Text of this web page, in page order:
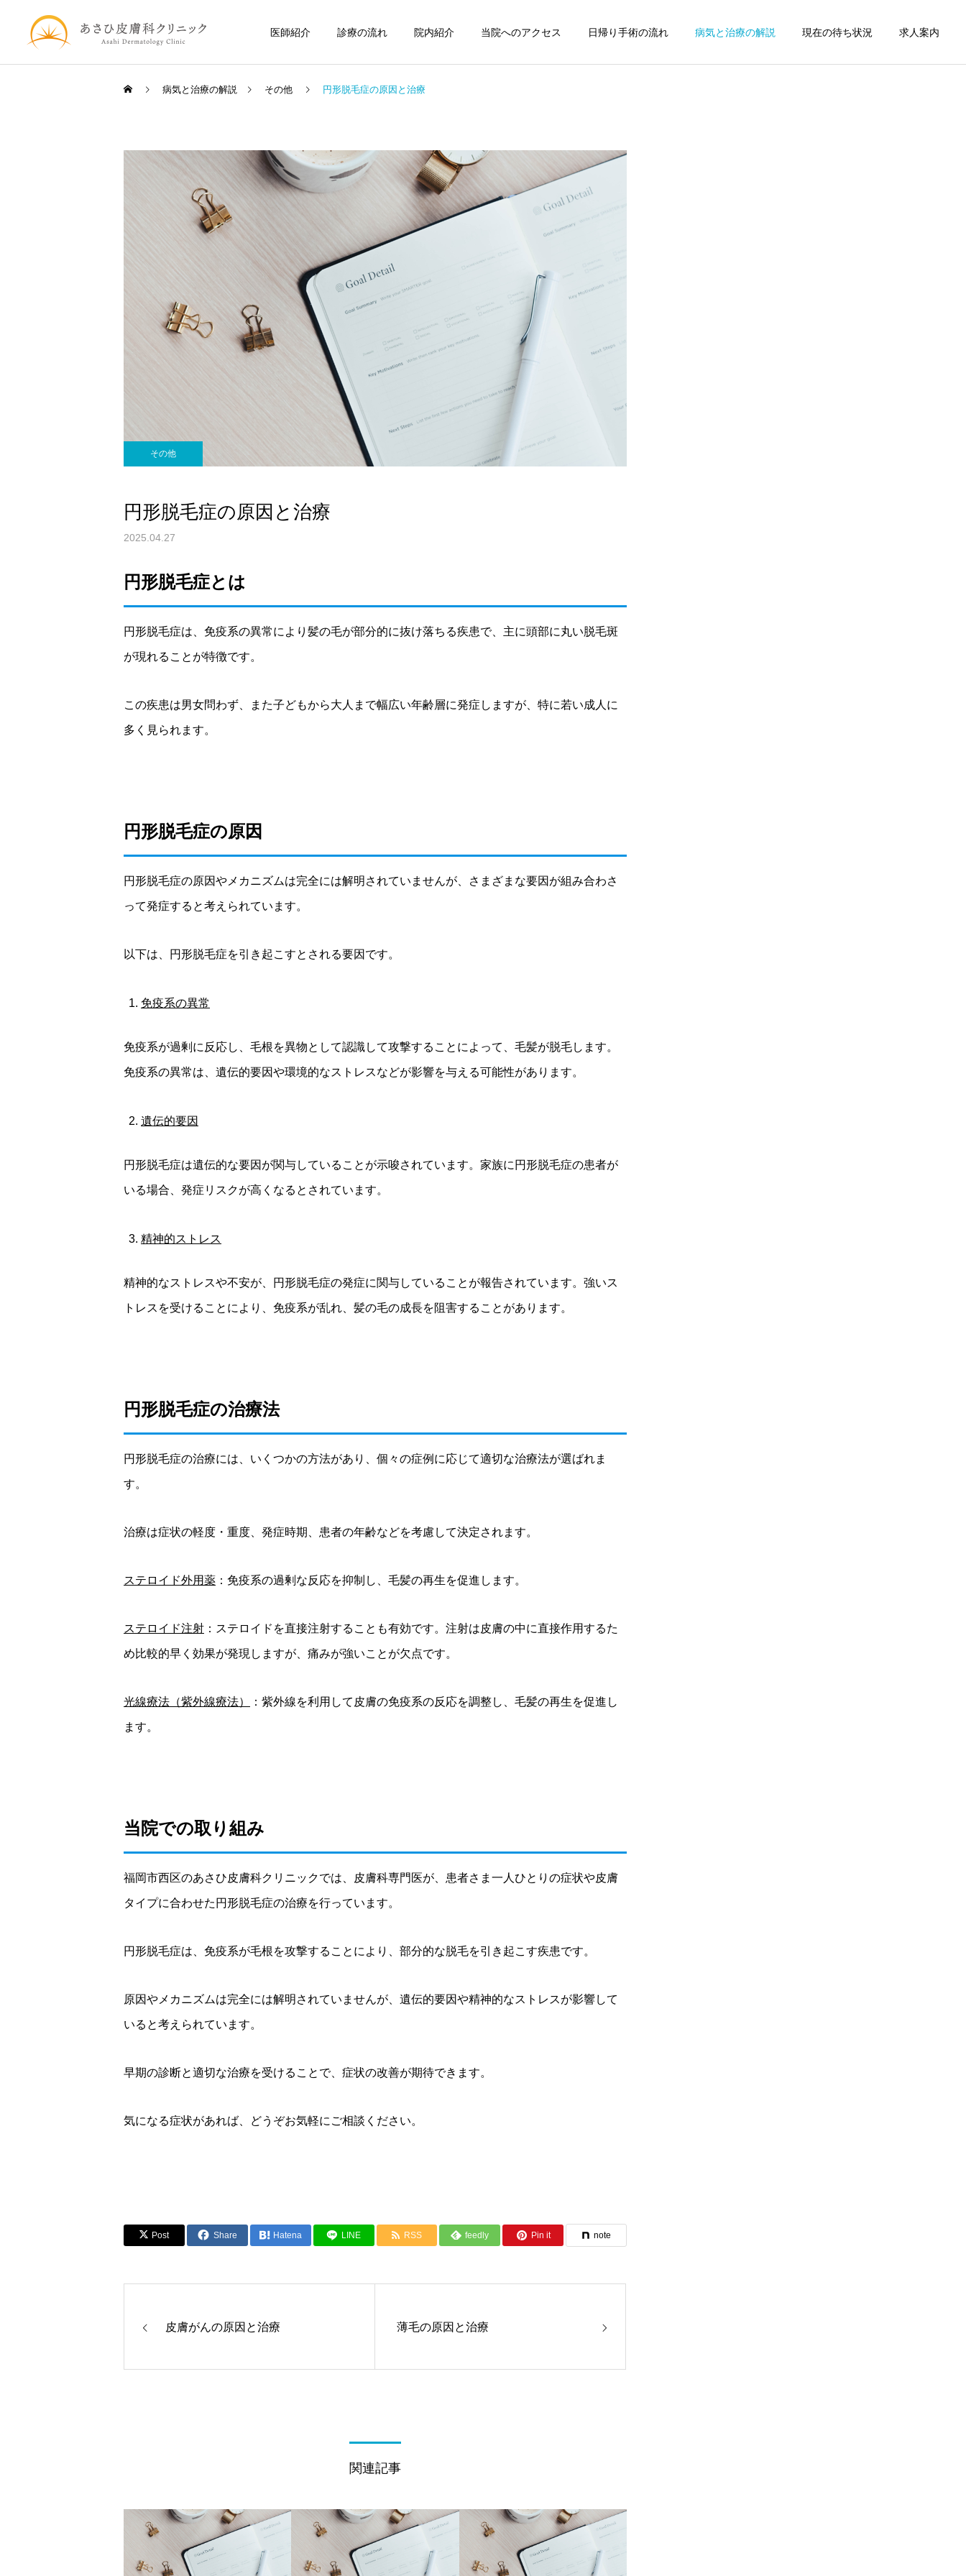
医師紹介 診療の流れ 院内紹介 当院へのアクセス 日帰り手術の流れ 病気と治療の解説 現在の待ち状況 求人案内
病気と治療の解説 その他 円形脱毛症の原因と治療
その他
円形脱毛症の原因と治療
2025.04.27
円形脱毛症とは
円形脱毛症は、免疫系の異常により髪の毛が部分的に抜け落ちる疾患で、主に頭部に丸い脱毛斑
が現れることが特徴です。
この疾患は男女問わず、また子どもから大人まで幅広い年齢層に発症しますが、特に若い成人に
多く見られます。
円形脱毛症の原因
円形脱毛症の原因やメカニズムは完全には解明されていませんが、さまざまな要因が組み合わさ
って発症すると考えられています。
以下は、円形脱毛症を引き起こすとされる要因です。
免疫系の異常
免疫系が過剰に反応し、毛根を異物として認識して攻撃することによって、毛髪が脱毛します。
免疫系の異常は、遺伝的要因や環境的なストレスなどが影響を与える可能性があります。
遺伝的要因
円形脱毛症は遺伝的な要因が関与していることが示唆されています。家族に円形脱毛症の患者が
いる場合、発症リスクが高くなるとされています。
精神的ストレス
精神的なストレスや不安が、円形脱毛症の発症に関与していることが報告されています。強いス
トレスを受けることにより、免疫系が乱れ、髪の毛の成長を阻害することがあります。
円形脱毛症の治療法
円形脱毛症の治療には、いくつかの方法があり、個々の症例に応じて適切な治療法が選ばれま
す。
治療は症状の軽度・重度、発症時期、患者の年齢などを考慮して決定されます。
ステロイド外用薬 ：免疫系の過剰な反応を抑制し、毛髪の再生を促進します。
ステロイド注射 ：ステロイドを直接注射することも有効です。注射は皮膚の中に直接作用するた
め比較的早く効果が発現しますが、痛みが強いことが欠点です。
光線療法（紫外線療法） ：紫外線を利用して皮膚の免疫系の反応を調整し、毛髪の再生を促進し
ます。
当院での取り組み
福岡市西区のあさひ皮膚科クリニックでは、皮膚科専門医が、患者さま一人ひとりの症状や皮膚
タイプに合わせた円形脱毛症の治療を行っています。
円形脱毛症は、免疫系が毛根を攻撃することにより、部分的な脱毛を引き起こす疾患です。
原因やメカニズムは完全には解明されていませんが、遺伝的要因や精神的なストレスが影響して
いると考えられています。
早期の診断と適切な治療を受けることで、症状の改善が期待できます。
気になる症状があれば、どうぞお気軽にご相談ください。
Post Share Hatena LINE RSS feedly Pin it note
皮膚がんの原因と治療 薄毛の原因と治療
関連記事